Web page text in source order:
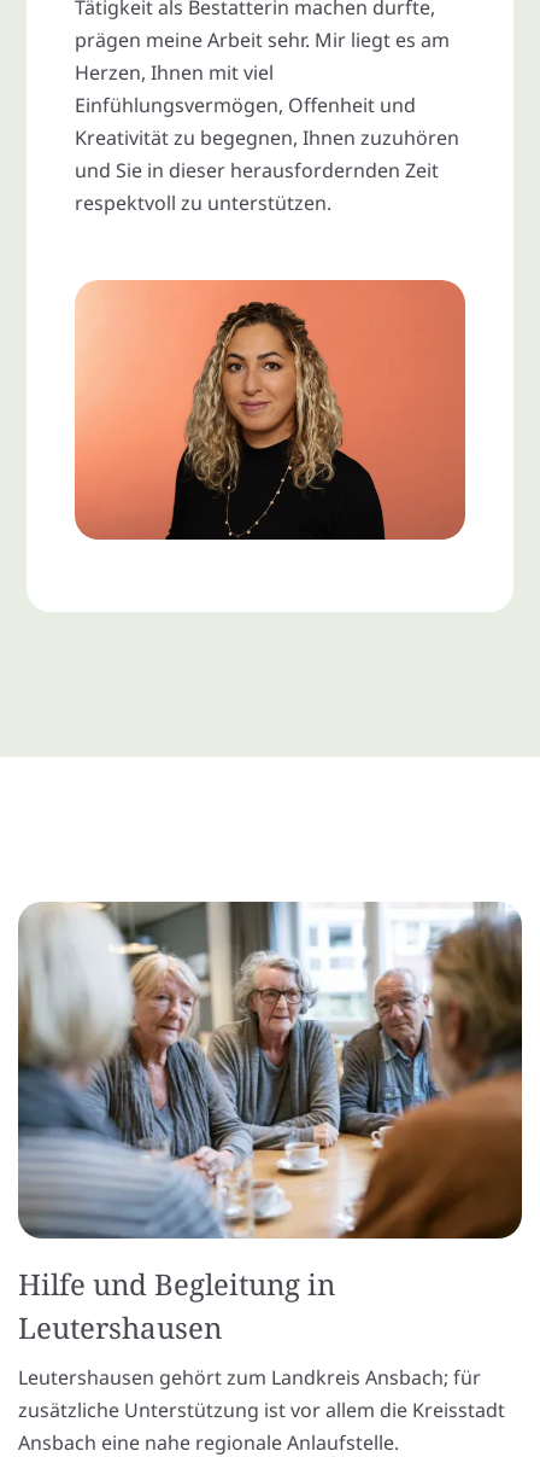
Tätigkeit als Bestatterin machen durfte,
prägen meine Arbeit sehr. Mir liegt es am
Herzen, Ihnen mit viel
Einfühlungsvermögen, Offenheit und
Kreativität zu begegnen, Ihnen zuzuhören
und Sie in dieser herausfordernden Zeit
respektvoll zu unterstützen.
Hilfe und Begleitung in
Leutershausen
Leutershausen gehört zum Landkreis Ansbach; für
zusätzliche Unterstützung ist vor allem die Kreisstadt
Ansbach eine nahe regionale Anlaufstelle.